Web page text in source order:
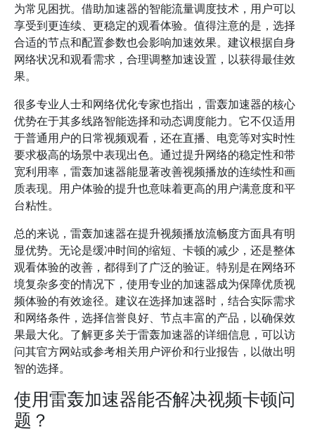
为常见困扰。借助加速器的智能流量调度技术，用户可以
享受到更连续、更稳定的观看体验。值得注意的是，选择
合适的节点和配置参数也会影响加速效果。建议根据自身
网络状况和观看需求，合理调整加速设置，以获得最佳效
果。
很多专业人士和网络优化专家也指出，雷轰加速器的核心
优势在于其多线路智能选择和动态调度能力。它不仅适用
于普通用户的日常视频观看，还在直播、电竞等对实时性
要求极高的场景中表现出色。通过提升网络的稳定性和带
宽利用率，雷轰加速器能显著改善视频播放的连续性和画
质表现。用户体验的提升也意味着更高的用户满意度和平
台粘性。
总的来说，雷轰加速器在提升视频播放流畅度方面具有明
显优势。无论是缓冲时间的缩短、卡顿的减少，还是整体
观看体验的改善，都得到了广泛的验证。特别是在网络环
境复杂多变的情况下，使用专业的加速器成为保障优质视
频体验的有效途径。建议在选择加速器时，结合实际需求
和网络条件，选择信誉良好、节点丰富的产品，以确保效
果最大化。了解更多关于雷轰加速器的详细信息，可以访
问其官方网站或参考相关用户评价和行业报告，以做出明
智的选择。
使用雷轰加速器能否解决视频卡顿问
题？